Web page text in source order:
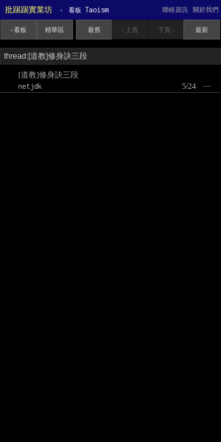
批踢踢實業坊 › 看板 Taoism 關於我們
聯絡資訊
‹ 看板 精華區 最舊 ‹ 上頁 下頁 › 最新
[道教]修身訣三段
netjdk
⋯
5/24